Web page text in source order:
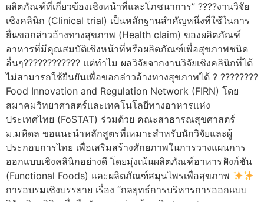
ผลิตภัณฑ์ที่เกี่ยวข้องเชิงหน้าที่และโภชนาการ” ????งานวิจัย
เชิงคลินิก (Clinical trial) เป็นหลักฐานสำคัญหนึ่งที่ใช้ในการ
ยื่นขอกล่าวอ้างทางสุขภาพ (Health claim) ของผลิตภัณฑ์
อาหารที่มีคุณสมบัติเชิงหน้าที่หรือผลิตภัณฑ์เพื่อสุขภาพชนิด
อื่นๆ???????????? แต่ทำไม ผลวิจัยจากงานวิจัยเชิงคลินิกที่ได้
ไม่สามารถใช้ยืนยันเพื่อขอกล่าวอ้างทางสุขภาพได้ ? ????????
Food Innovation and Regulation Network (FIRN) โดย
สมาคมวิทยาศาสตร์และเทคโนโลยีทางอาหารแห่ง
ประเทศไทย (FoSTAT) ร่วมด้วย คณะสาธารณสุขศาสตร์
ม.มหิดล ขอแนะนำหลักสูตรที่เหมาะสำหรับนักวิจัยและผู้
ประกอบการไทย เพื่อเสริมสร้างศักยภาพในการวางแผนการ
ออกแบบเชิงคลินิกอย่างดี โดยมุ่งเน้นผลิตภัณฑ์อาหารฟังก์ชัน
(Functional Foods) และผลิตภัณฑ์สมุนไพรเพื่อสุขภาพ
การอบรมเชิงบรรยาย เรื่อง “กลยุทธ์การบริหารการออกแบบ